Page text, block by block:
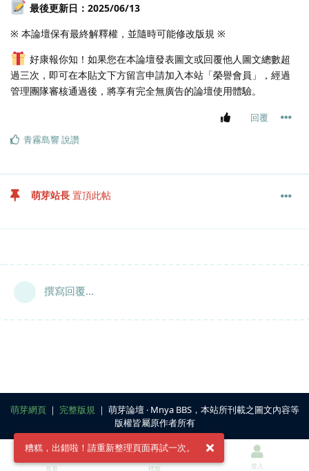
最後更新日：2025/06/13
※ 本論壇保有最終解釋權，並隨時可能修改版規 ※
好康報你知！如果您在本論壇發表圖文或回覆他人圖文總數超
過三次，即可在本貼文下方留言申請加入本站「榮譽會員」，經過
管理團隊審核通過後，將享有完全無廣告的論壇使用體驗。
回覆
青霧島響說讚
萌芽站長 置頂此帖
撰寫回覆...
萌芽網頁｜ 完整版規 ｜ 萌芽論壇 ‧ Mnya BBS，本站所刊載之圖文內容等
版權皆屬原作者所有
糟糕，出錯啦！請重新整理頁面再試一次。
首頁 標籤 登入